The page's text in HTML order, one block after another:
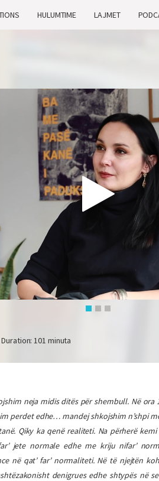
HULUMTIME LAJMET
101 minuta
neja midis ditës për shembull. Në ora
perdet edhe… mandej shkojshim n’shpi
Qiky ka qenë realiteti. Na përherë
jete normale edhe me kriju nifar’
në qat’ far’ normaliteti. Në të njejtën
denigrues edhe shtypës në